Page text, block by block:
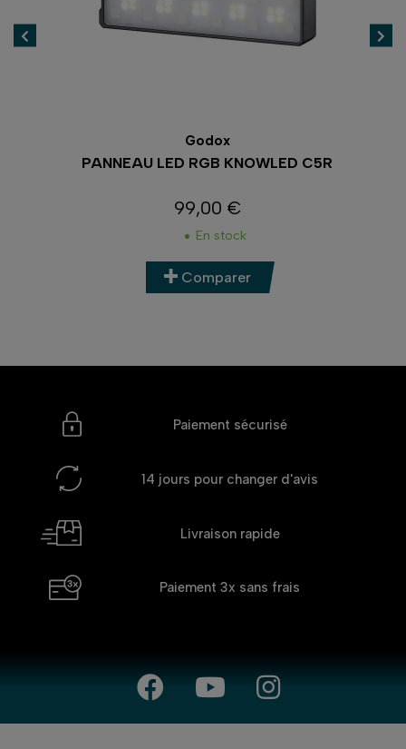
Godox
PANNEAU LED RGB KNOWLED C5R
Prix
99,00 €
En stock
Comparer
Paiement sécurisé
14 jours pour changer d'avis
Livraison rapide
Paiement 3x sans frais